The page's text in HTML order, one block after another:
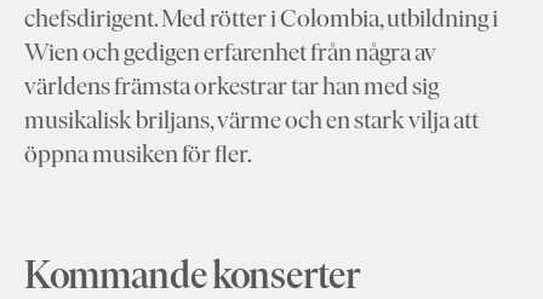
chefsdirigent. Med rötter i Colombia, utbildning i
Wien och gedigen erfarenhet från några av
världens främsta orkestrar tar han med sig
musikalisk briljans, värme och en stark vilja att
öppna musiken för fler.
Kommande konserter